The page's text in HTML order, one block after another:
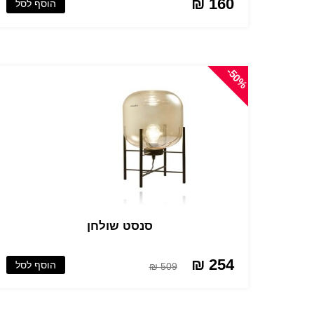
160 ₪ הוסף לסל
-50%
סנסט שולחן
254 ₪
509 ₪ הוסף לסל